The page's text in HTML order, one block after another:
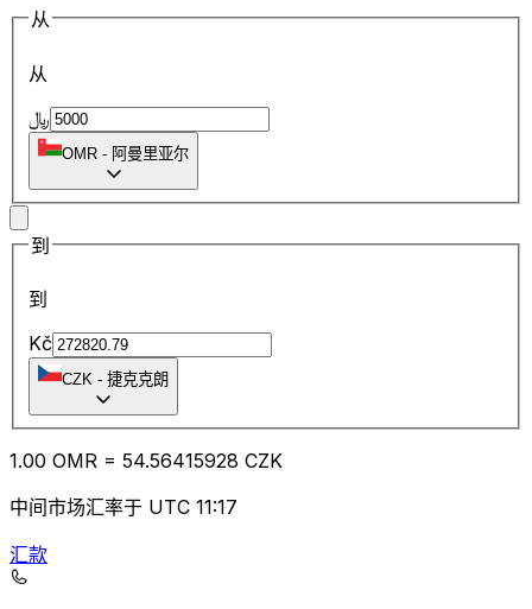
从
从
﷼
OMR - 阿曼里亚尔
到
到
Kč
CZK - 捷克克朗
1.00 OMR = 54.56415928 CZK
中间市场汇率于 UTC 11:17
汇款